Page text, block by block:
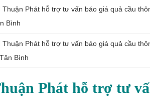
Thuận Phát hỗ trợ tư vấn báo giá quả cầu
Bình
Thuận Phát hỗ trợ tư vấn báo giá quả cầu
Bình
Phát hỗ trợ tư